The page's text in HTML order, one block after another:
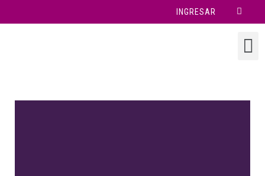
INGRESAR